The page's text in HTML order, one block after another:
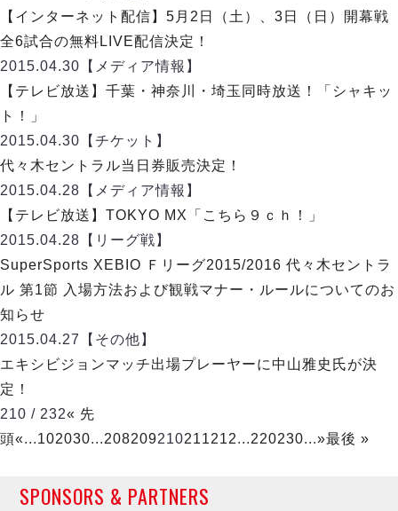
選手の通算記録（Ｆ２）
ヴォスクオーレ仙台
マルバ水戸FC
Y．S．C．C．横浜
ヴィンセドール白山
アグレミーナ浜松
デウソン神戸
ポルセイド浜田
ミラクルスマイル新居浜
【インターネット配信】5月2日（土）、3日（日）開幕戦
全6試合の無料LIVE配信決定！
2015.04.30 【メディア情報】
【テレビ放送】千葉・神奈川・埼玉同時放送！「シャキッ
ト！」
2015.04.30 【チケット】
代々木セントラル当日券販売決定！
2015.04.28 【メディア情報】
【テレビ放送】TOKYO MX「こちら９ｃｈ！」
2015.04.28 【リーグ戦】
SuperSports XEBIO Ｆリーグ2015/2016 代々木セントラ
ル 第1節 入場方法および観戦マナー・ルールについてのお
知らせ
2015.04.27
【その他】
エキシビジョンマッチ出場プレーヤーに中山雅史氏が決
定！
210 / 232« 先
頭«...102030...208209210211212...220230...»最後 »
SPONSORS & PARTNERS